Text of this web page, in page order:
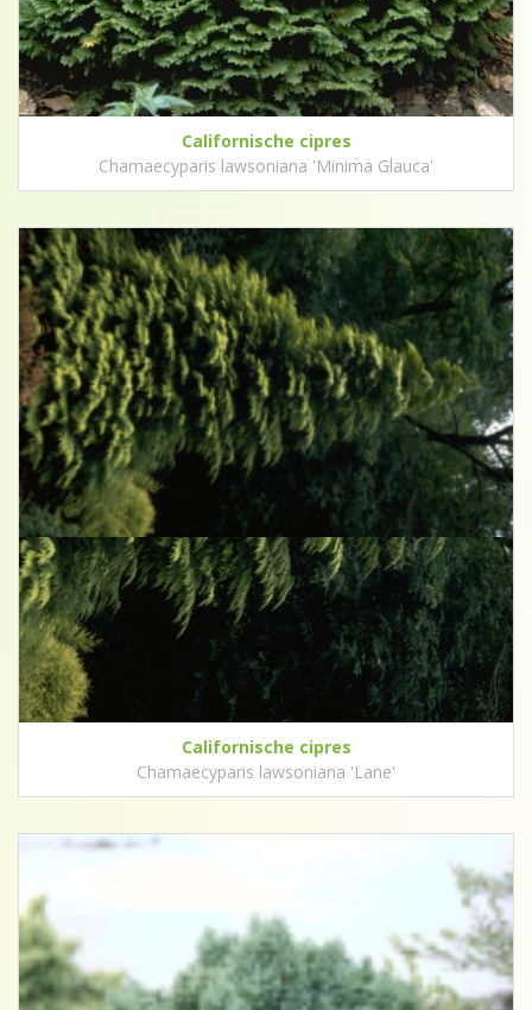
Californische cipres
Chamaecyparis lawsoniana 'Minima Glauca'
Californische cipres
Chamaecyparis lawsoniana 'Lane'